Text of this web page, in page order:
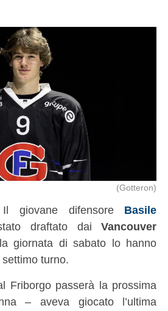
(Gotteron)
giovane difensore Basile
draftato daiVancouver
giornata di sabato lo hanno
turno.
Friborgo passerà la prossima
– aveva giocato l’ultima